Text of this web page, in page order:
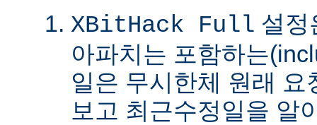
XBitHack Full 설정
아파치는 포함하는
일은 무시한체 원래
보고 최근수정일을 알